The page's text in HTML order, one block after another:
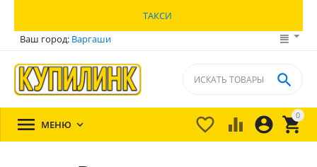
ТАКСИ
Ваш город: Варгаши
0


 

 МЕНЮ 